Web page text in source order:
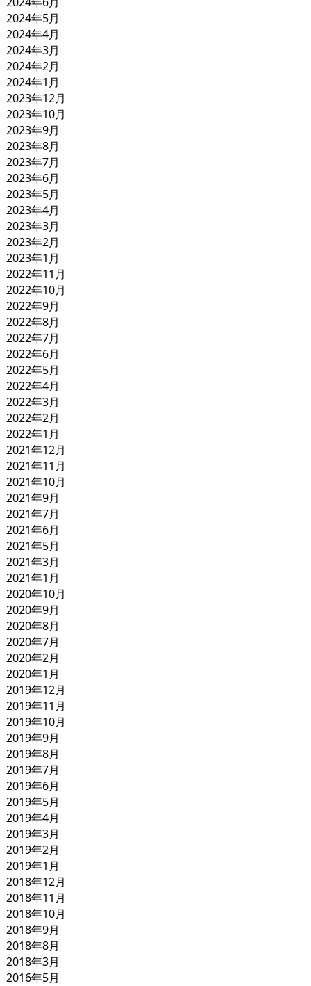
2024年5月
2024年4月
2024年3月
2024年2月
2024年1月
2023年12月
2023年10月
2023年9月
2023年8月
2023年7月
2023年6月
2023年5月
2023年4月
2023年3月
2023年2月
2023年1月
2022年11月
2022年10月
2022年9月
2022年8月
2022年7月
2022年6月
2022年5月
2022年4月
2022年3月
2022年2月
2022年1月
2021年12月
2021年11月
2021年10月
2021年9月
2021年7月
2021年6月
2021年5月
2021年3月
2021年1月
2020年10月
2020年9月
2020年8月
2020年7月
2020年2月
2020年1月
2019年12月
2019年11月
2019年10月
2019年9月
2019年8月
2019年7月
2019年6月
2019年5月
2019年4月
2019年3月
2019年2月
2019年1月
2018年12月
2018年11月
2018年10月
2018年9月
2018年8月
2018年3月
2016年5月